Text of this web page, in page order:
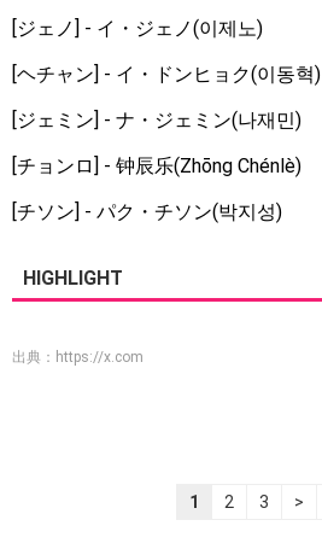
[ジェノ] - イ・ジェノ(이제노)
[ヘチャン] - イ・ドンヒョク(이동혁)
[ジェミン] - ナ・ジェミン(나재민)
[チョンロ] - 钟辰乐(Zhōng Chénlè)
[チソン] - パク・チソン(박지성)
HIGHLIGHT
出典： https://x.com
1 2 3 >